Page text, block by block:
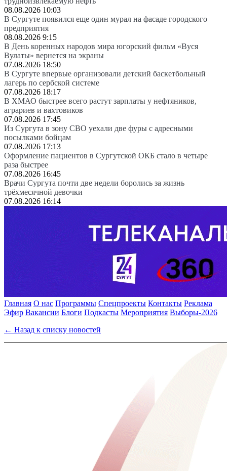
08.08.2026 10:03
В Сургуте появился еще один мурал на фасаде городского
предприятия
08.08.2026 9:15
В День коренных народов мира югорский фильм «Вуся
Вулаты» вернется на экраны
07.08.2026 18:50
В Сургуте впервые организовали детский баскетбольный
лагерь по сербской системе
07.08.2026 18:17
В ХМАО быстрее всего растут зарплаты у нефтяников,
аграриев и вахтовиков
07.08.2026 17:45
Из Сургута в зону СВО уехали две фуры с адресными
посылками бойцам
07.08.2026 17:13
Оформление пациентов в Сургутской ОКБ стало в четыре
раза быстрее
07.08.2026 16:45
Врачи Сургута почти две недели боролись за жизнь
трёхмесячной девочки
07.08.2026 16:14
Главная О нас Программы Спецпроекты Контакты Реклама
Эфир Вакансии Блоги Подкасты Мероприятия Выборы-2026
← Назад к списку новостей